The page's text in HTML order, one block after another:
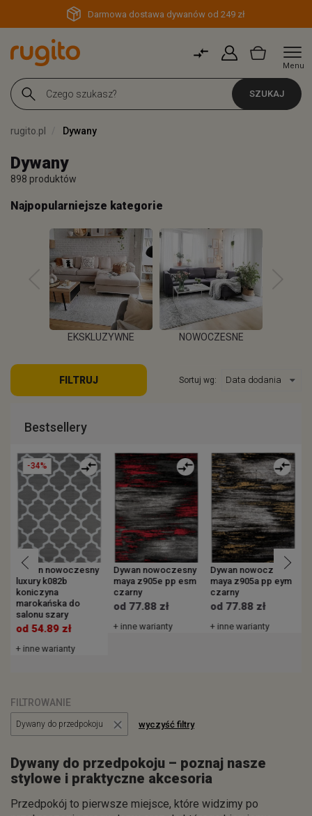
Darmowa dostawa dywanów od 249 zł
Menu
SZUKAJ
rugito.pl Dywany
Dywany
898 produktów
Najpopularniejsze kategorie
WIĘCEJ
EKSKLUZYWNE NOWOCZESNE
FILTRUJ Sortuj wg:
Bestsellery
-34%
Dywan nowoczesny
luxury k082b
koniczyna
marokańska do
salonu szary
od 54.89 zł
+ inne warianty
Dywan nowoczesny
maya z905e pp esm
czarny
od 77.88 zł
+ inne warianty
Dywan nowoczesny
maya z905a pp eym
czarny
od 77.88 zł
+ inne warianty
FILTROWANIE
Dywany do przedpokoju wyczyść filtry
Dywany do przedpokoju – poznaj nasze
stylowe i praktyczne akcesoria
Przedpokój to pierwsze miejsce, które widzimy po